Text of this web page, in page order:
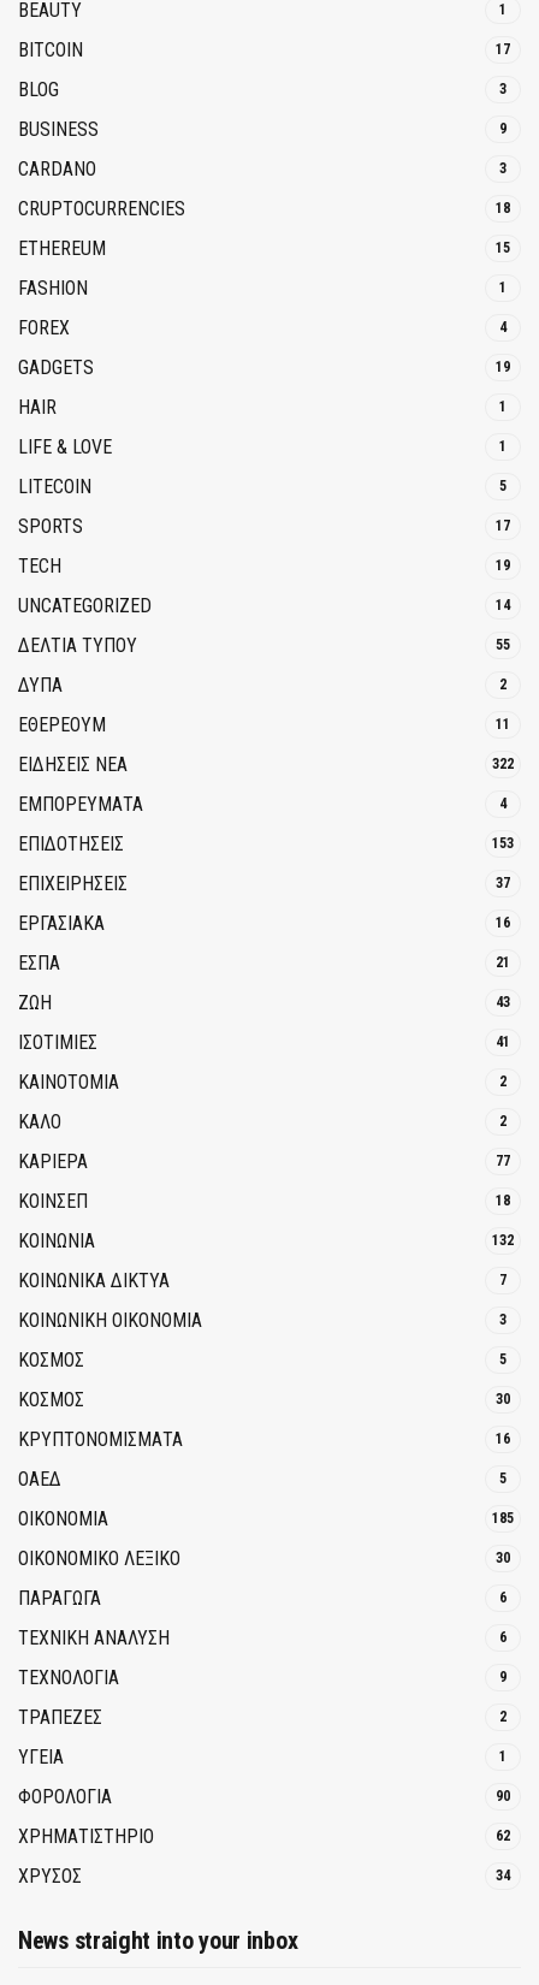
BEAUTY 1
BITCOIN 17
BLOG 3
BUSINESS 9
CARDANO 3
CRUPTOCURRENCIES 18
ETHEREUM 15
FASHION 1
FOREX 4
GADGETS 19
HAIR 1
LIFE & LOVE 1
LITECOIN 5
SPORTS 17
TECH 19
UNCATEGORIZED 14
ΔΕΛΤΙΑ ΤΥΠΟΥ 55
ΔΥΠΑ 2
ΕΘΈΡΕΟΥΜ 11
ΕΙΔΗΣΕΙΣ ΝΕΑ 322
ΕΜΠΟΡΕΥΜΑΤΑ 4
ΕΠΙΔΟΤΗΣΕΙΣ 153
ΕΠΙΧΕΙΡΗΣΕΙΣ 37
ΕΡΓΑΣΙΑΚΑ 16
ΕΣΠΑ 21
ΖΩΗ 43
ΙΣΟΤΙΜΙΕΣ 41
ΚΑΙΝΟΤΟΜΊΑ 2
ΚΑΛΟ 2
ΚΑΡΙΕΡΑ 77
ΚΟΙΝΣΕΠ 18
ΚΟΙΝΩΝΙΑ 132
ΚΟΙΝΩΝΙΚΆ ΔΊΚΤΥΑ 7
ΚΟΙΝΩΝΙΚΉ ΟΙΚΟΝΟΜΊΑ 3
ΚΟΣΜΟΣ 5
ΚΟΣΜΟΣ 30
ΚΡΥΠΤΟΝΟΜΊΣΜΑΤΑ 16
ΟΑΕΔ 5
ΟΙΚΟΝΟΜΙΑ 185
ΟΙΚΟΝΟΜΙΚΟ ΛΕΞΙΚΟ 30
ΠΑΡΑΓΩΓΑ 6
ΤΕΧΝΙΚΗ ΑΝΑΛΥΣΗ 6
ΤΕΧΝΟΛΟΓΙΑ 9
ΤΡΆΠΕΖΕΣ 2
ΥΓΕΙΑ 1
ΦΟΡΟΛΟΓΙΑ 90
ΧΡΗΜΑΤΙΣΤΗΡΙΟ 62
ΧΡΥΣΟΣ 34
News straight into your inbox